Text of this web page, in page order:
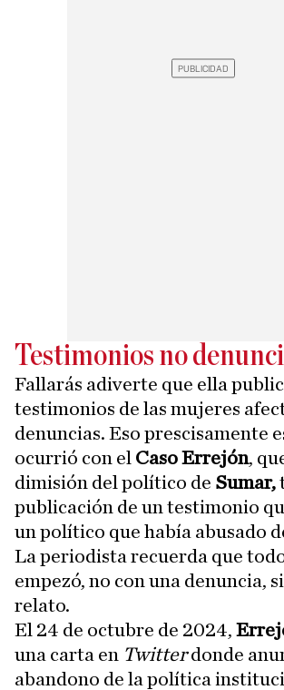
Testimonios no
Fallarás adiverte que ella
testimonios de las mujeres
denuncias. Eso prescisamente
ocurrió con el Caso Errejón,
dimisión del político de Sumar,
publicación de un testimonio
un político que había abusado
La periodista recuerda que
empezó, no con una denuncia,
relato.
El 24 de octubre de 2024,
una carta en Twitterdonde
abandono de la política